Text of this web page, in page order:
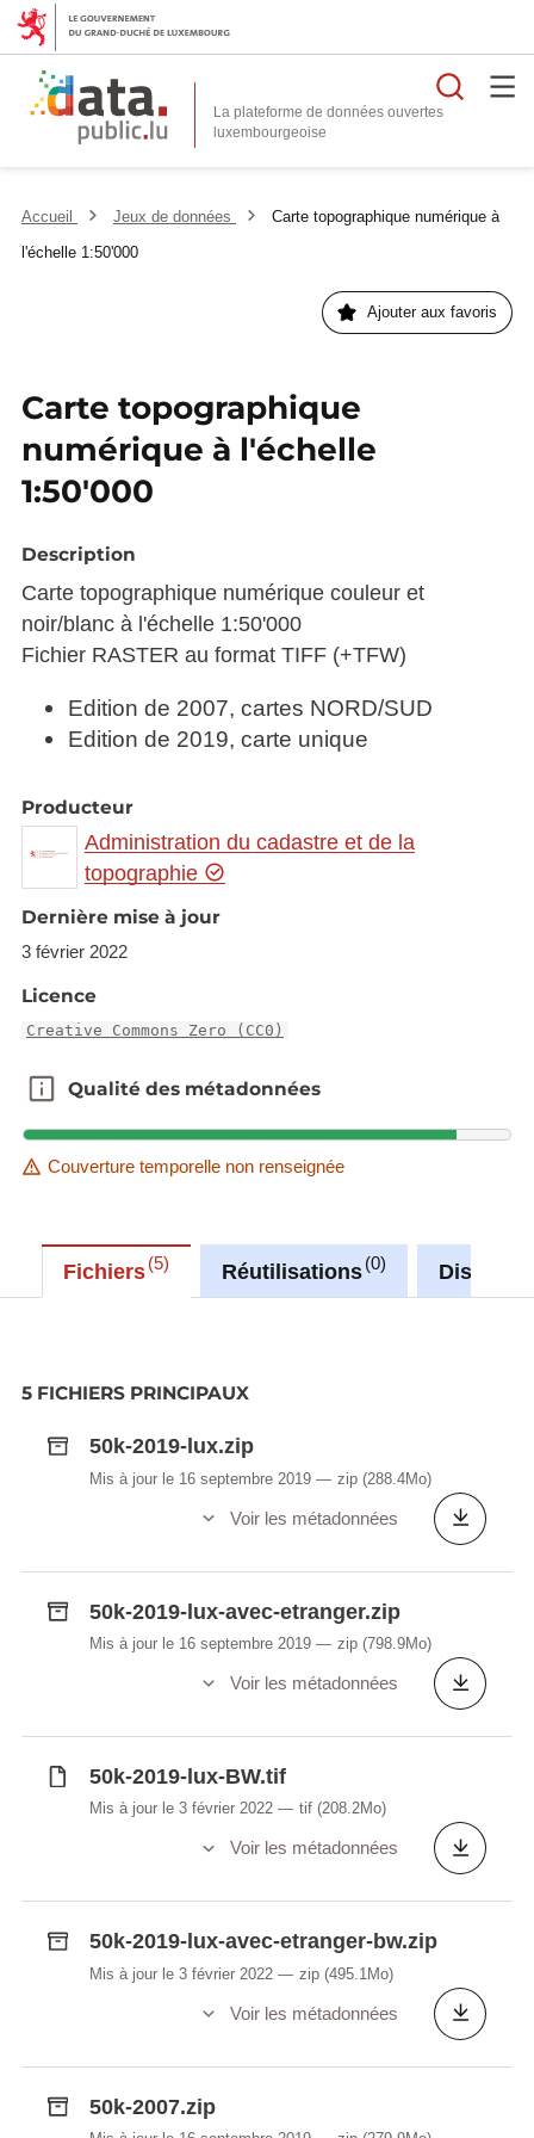
La plateforme de données ouvertes
Accueil Jeux de données
Carte topographique numérique à
l'échelle 1:50'000
Ajouter aux favoris
Carte topographique
numérique à l'échelle
1:50'000
Description
Carte topographique numérique couleur et
noir/blanc à l'échelle 1:50'000
Fichier RASTER au format TIFF (+TFW)
Edition de 2007, cartes NORD/SUD
Edition de 2019, carte unique
Producteur
Administration du cadastre et de la
topographie
Dernière mise à jour
3 février 2022
Licence
Creative Commons Zero (CC0)
Qualité des métadonnées
Qualité des métadonnées
Couverture temporelle non renseignée
Fichiers 5 Réutilisations 0
5 FICHIERS PRINCIPAUX
50k-2019-lux.zip
Mis à jour le 16 septembre 2019 zip (288.4Mo)
Voir les métadonnées
50k-2019-lux-avec-etranger.zip
Mis à jour le 16 septembre 2019 zip (798.9Mo)
Voir les métadonnées
50k-2019-lux-BW.tif
Mis à jour le 3 février 2022 tif (208.2Mo)
Voir les métadonnées
50k-2019-lux-avec-etranger-bw.zip
Mis à jour le 3 février 2022 zip (495.1Mo)
Voir les métadonnées
50k-2007.zip